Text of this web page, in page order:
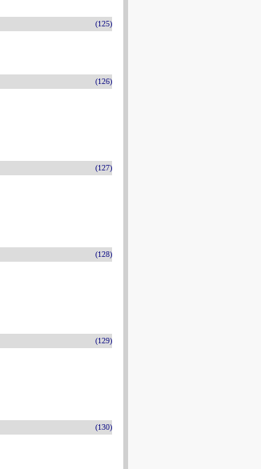
(125)
(126)
(127)
(128)
(129)
(130)